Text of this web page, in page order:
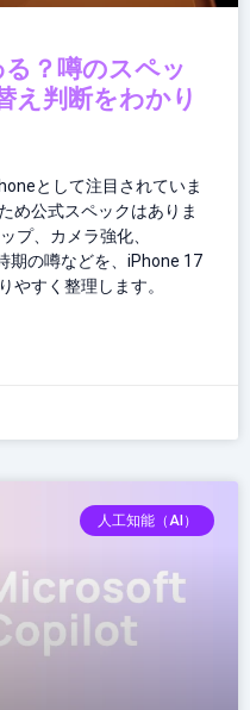
？噂のスペッ
え判断をわかり
として注目されていま
め公式スペックはありま
プ、カメラ強化、
期の噂などを、iPhone 17
やすく整理します。
人工知能（AI）